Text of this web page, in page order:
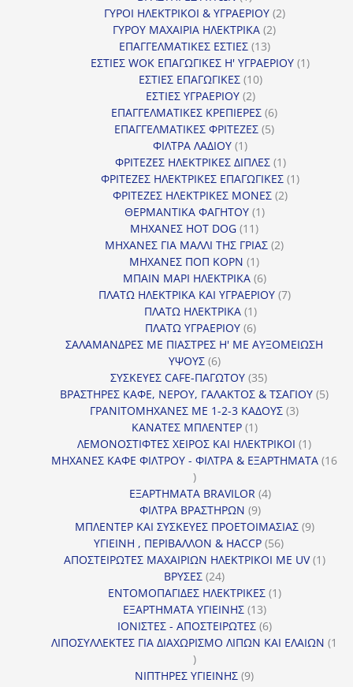
προϊόν
ΓΥΡΟΙ ΗΛΕΚΤΡΙΚΟΙ & ΥΓΡΑΕΡΙΟΥ 22
ΓΥΡΟΥ ΜΑΧΑΙΡΙΑ ΗΛΕΚΤΡΙΚΑ 22
ΕΠΑΓΓΕΛΜΑΤΙΚΕΣ ΕΣΤΙΕΣ 1313
προϊόντα
ΕΣΤΙΕΣ WOK ΕΠΑΓΩΓΙΚΕΣ Η' ΥΓΡΑΕΡΙΟΥ 11
ΕΣΤΙΕΣ ΕΠΑΓΩΓΙΚΕΣ 1010
ΕΣΤΙΕΣ ΥΓΡΑΕΡΙΟΥ 22
προϊόντα
ΕΠΑΓΓΕΛΜΑΤΙΚΕΣ ΚΡΕΠΙΕΡΕΣ 66
προϊόντα
ΕΠΑΓΓΕΛΜΑΤΙΚΕΣ ΦΡΙΤΕΖΕΣ 55
ΦΙΛΤΡΑ ΛΑΔΙΟΥ 11
προϊόν
ΦΡΙΤΕΖΕΣ ΗΛΕΚΤΡΙΚΕΣ ΔΙΠΛΕΣ 11
προϊόν
ΦΡΙΤΕΖΕΣ ΗΛΕΚΤΡΙΚΕΣ ΕΠΑΓΩΓΙΚΕΣ 11
ΦΡΙΤΕΖΕΣ ΗΛΕΚΤΡΙΚΕΣ ΜΟΝΕΣ 22
ΘΕΡΜΑΝΤΙΚΑ ΦΑΓΗΤΟΥ 11
ΜΗΧΑΝΕΣ HOT DOG 1111
προϊόντα
ΜΗΧΑΝΕΣ ΓΙΑ ΜΑΛΛΙ ΤΗΣ ΓΡΙΑΣ 22
ΜΗΧΑΝΕΣ ΠΟΠ ΚΟΡΝ 11
προϊόν
ΜΠΑΙΝ ΜΑΡΙ ΗΛΕΚΤΡΙΚΑ 66
προϊόντα
ΠΛΑΤΩ ΗΛΕΚΤΡΙΚΑ ΚΑΙ ΥΓΡΑΕΡΙΟΥ 77
ΠΛΑΤΩ ΗΛΕΚΤΡΙΚΑ 11
προϊόν
ΠΛΑΤΩ ΥΓΡΑΕΡΙΟΥ 66
προϊόντα
ΣΑΛΑΜΑΝΔΡΕΣ ΜΕ ΠΙΑΣΤΡΕΣ Η' ΜΕ ΑΥΞΟΜΕΙΩΣΗ
ΥΨΟΥΣ 66
προϊόντα
ΣΥΣΚΕΥΕΣ CAFE-ΠΑΓΩΤΟΥ 3535
προϊόντα
ΒΡΑΣΤΗΡΕΣ ΚΑΦΕ, ΝΕΡΟΥ, ΓΑΛΑΚΤΟΣ & ΤΣΑΓΙΟΥ 55
ΓΡΑΝΙΤΟΜΗΧΑΝΕΣ ΜΕ 1-2-3 ΚΑΔΟΥΣ 33
ΚΑΝΑΤΕΣ ΜΠΛΕΝΤΕΡ 11
προϊόν
ΛΕΜΟΝΟΣΤΙΦΤΕΣ ΧΕΙΡΟΣ ΚΑΙ ΗΛΕΚΤΡΙΚΟΙ 11
προϊόν
ΜΗΧΑΝΕΣ ΚΑΦΕ ΦΙΛΤΡΟΥ - ΦΙΛΤΡΑ & ΕΞΑΡΤΗΜΑΤΑ 16
16
προϊόντα
ΕΞΑΡΤΗΜΑΤΑ BRAVILOR 44
ΦΙΛΤΡΑ ΒΡΑΣΤΗΡΩΝ 99
προϊόντα
ΜΠΛΕΝΤΕΡ ΚΑΙ ΣΥΣΚΕΥΕΣ ΠΡΟΕΤΟΙΜΑΣΙΑΣ 99
ΥΓΙΕΙΝΗ , ΠΕΡΙΒΑΛΛΟΝ & HACCP 5656
προϊόντα
ΑΠΟΣΤΕΙΡΩΤΕΣ ΜΑΧΑΙΡΙΩΝ ΗΛΕΚΤΡΙΚΟΙ ΜΕ UV 11
ΒΡΥΣΕΣ 2424
προϊόντα
ΕΝΤΟΜΟΠΑΓΙΔΕΣ ΗΛΕΚΤΡΙΚΕΣ 11
ΕΞΑΡΤΗΜΑΤΑ ΥΓΙΕΙΝΗΣ 1313
προϊόντα
ΙΟΝΙΣΤΕΣ - ΑΠΟΣΤΕΙΡΩΤΕΣ 66
προϊόντα
ΛΙΠΟΣΥΛΛΕΚΤΕΣ ΓΙΑ ΔΙΑΧΩΡΙΣΜΟ ΛΙΠΩΝ ΚΑΙ ΕΛΑΙΩΝ 1
1
προϊόν
ΝΙΠΤΗΡΕΣ ΥΓΙΕΙΝΗΣ 99